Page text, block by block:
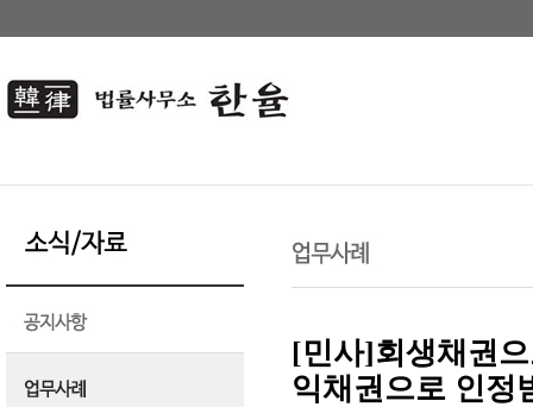
[민사]회생채권
익채권으로 인정